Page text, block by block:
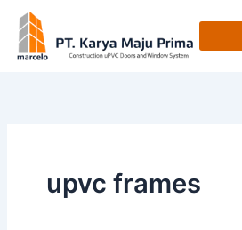
content
upvc frames